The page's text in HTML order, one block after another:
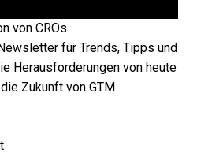
von CROs
für Trends, Tipps und
Herausforderungen von heute
Zukunft von GTM